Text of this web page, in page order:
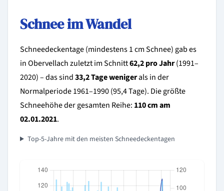
Schnee im Wandel
Schneedeckentage (mindestens 1 cm Schnee) gab es
in Obervellach zuletzt im Schnitt62,2 pro Jahr(1991–
2020) – das sind33,2 Tage wenigerals in der
Normalperiode 1961–1990 (95,4 Tage). Die größte
Schneehöhe der gesamten Reihe: 110 cm am
02.01.2021.
Top-5-Jahre mit den meisten Schneedeckentagen